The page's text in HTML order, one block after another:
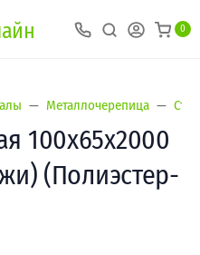
0
Металлочерепица
100х65х2000
(Полиэстер-